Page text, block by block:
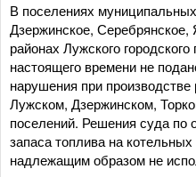
В поселениях
Дзержинское, Серебрянское,
районах Лужского
настоящего времени не
нарушения при
Лужском, Дзержинском,
поселений. Решения суда по
запаса топлива на
надлежащим образом не